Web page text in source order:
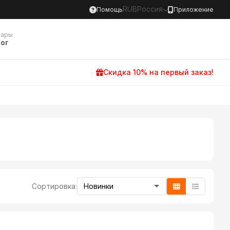
Помощь RUBРоссия Приложение
Скидка 10% на первый заказ!
Сортировка: